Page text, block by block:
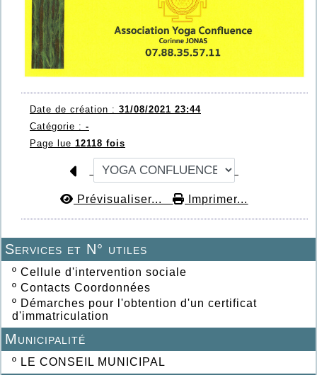
Services et N° utiles
º Cellule d'intervention sociale
º Contacts Coordonnées
º Démarches pour l'obtention d'un certificat
d'immatriculation
Municipalité
º LE CONSEIL MUNICIPAL
Date de création : 31/08/2021 23:44
Catégorie : -
Page lue 12118 fois
Prévisualiser... Imprimer...